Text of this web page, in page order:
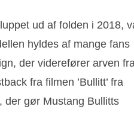
ud af folden i 2018,
hyldes af mange fans
der viderefører arven
fra filmen ’Bullitt’ fra
gør Mustang Bullitts